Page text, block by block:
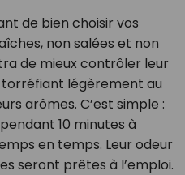
de bien choisir vos
non salées et non
de mieux contrôler leur
légèrement au
arômes. C’est simple :
10 minutes à
en temps. Leur odeur
seront prêtes à l’emploi.